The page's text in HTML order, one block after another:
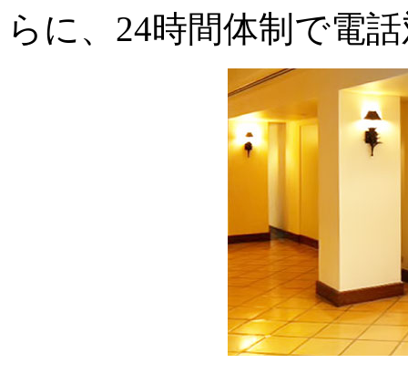
らに、24時間体制で電